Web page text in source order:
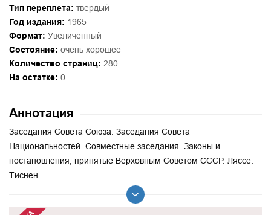
Тип переплёта: твёрдый
Год издания: 1965
Формат: Увеличенный
Состояние: очень хорошее
Количество страниц: 280
На остатке: 0
Аннотация
Заседания Совета Союза. Заседания Совета
Национальностей. Совместные заседания. Законы и
постановления, принятые Верховным Советом СССР. Ляссе.
Тиснен...